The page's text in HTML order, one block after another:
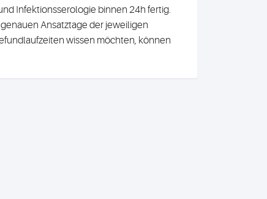
Infektionsserologie binnen 24h fertig.
Ansatztage der jeweiligen
wissen möchten, können